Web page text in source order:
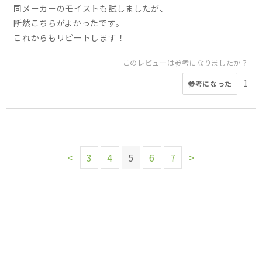
同メーカーのモイストも試しましたが、
断然こちらがよかったです。
これからもリピートします！
このレビューは参考になりましたか？
参考になった 1
< 3 4 5 6 7 >